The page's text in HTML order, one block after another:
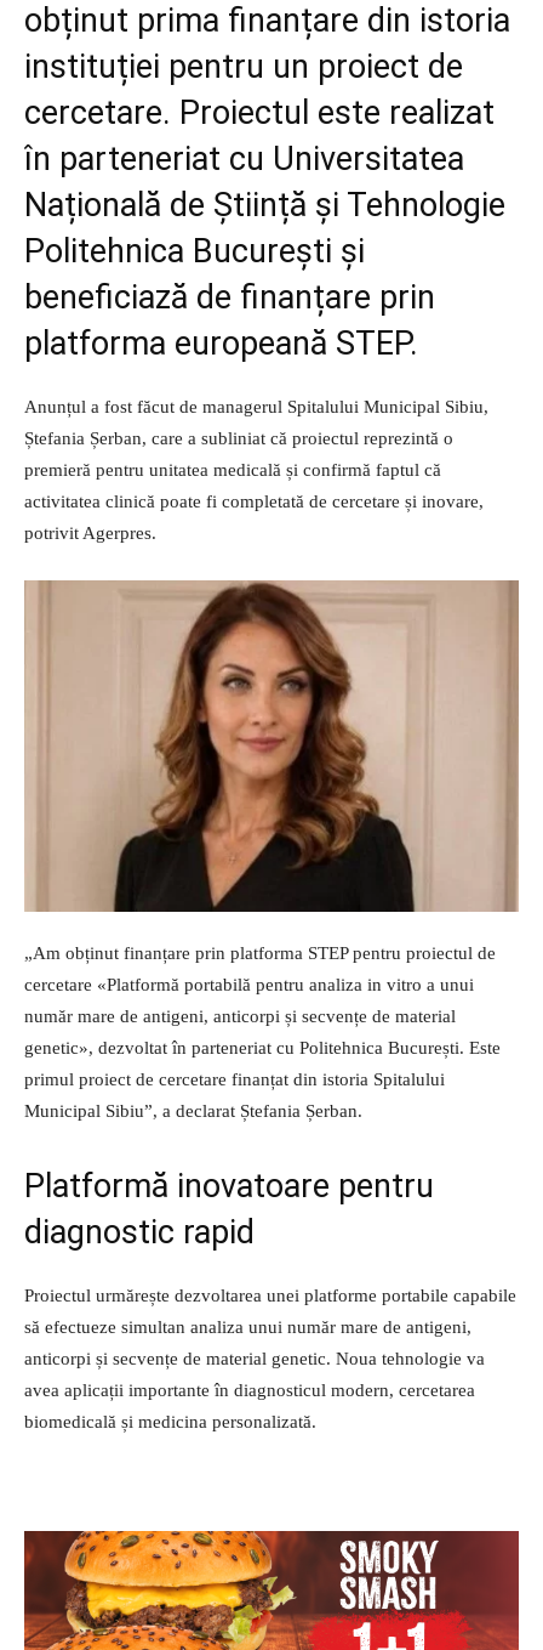
obținut prima finanțare din istoria
instituției pentru un proiect de
cercetare. Proiectul este realizat
în parteneriat cu Universitatea
Națională de Știință și Tehnologie
Politehnica București și
beneficiază de finanțare prin
platforma europeană STEP.
Anunțul a fost făcut de managerul Spitalului Municipal Sibiu,
Ștefania Șerban, care a subliniat că proiectul reprezintă o
premieră pentru unitatea medicală și confirmă faptul că
activitatea clinică poate fi completată de cercetare și inovare,
potrivit Agerpres.
„Am obținut finanțare prin platforma STEP pentru proiectul de
cercetare «Platformă portabilă pentru analiza in vitro a unui
număr mare de antigeni, anticorpi și secvențe de material
genetic», dezvoltat în parteneriat cu Politehnica București. Este
primul proiect de cercetare finanțat din istoria Spitalului
Municipal Sibiu”, a declarat Ștefania Șerban.
Platformă inovatoare pentru
diagnostic rapid
Proiectul urmărește dezvoltarea unei platforme portabile capabile
să efectueze simultan analiza unui număr mare de antigeni,
anticorpi și secvențe de material genetic. Noua tehnologie va
avea aplicații importante în diagnosticul modern, cercetarea
biomedicală și medicina personalizată.